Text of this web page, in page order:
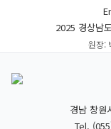
2025 경상남
원장:
경남 창원
Tel.